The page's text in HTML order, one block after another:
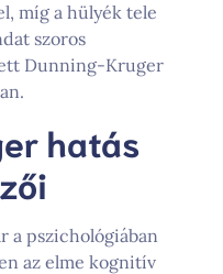
míg a hülyék tele
szoros
Dunning-Kruger
hatás
a pszichológiában
az elme kognitív